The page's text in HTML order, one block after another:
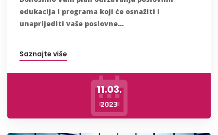
edukacija i programa koji će osnažiti i
unaprijediti vaše poslovne...
Saznajte više
11.03.
2023